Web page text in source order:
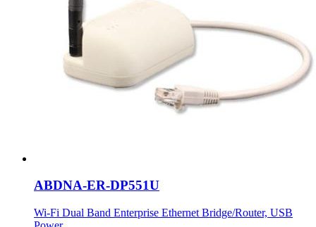
ABDNA-ER-DP551U
Wi-Fi Dual Band Enterprise Ethernet Bridge/Router, USB